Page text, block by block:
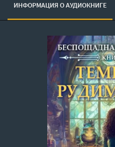
ИНФОРМАЦИЯ О АУДИОКНИГЕ